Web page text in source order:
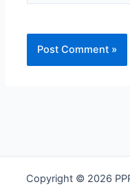
Copyright © 2026